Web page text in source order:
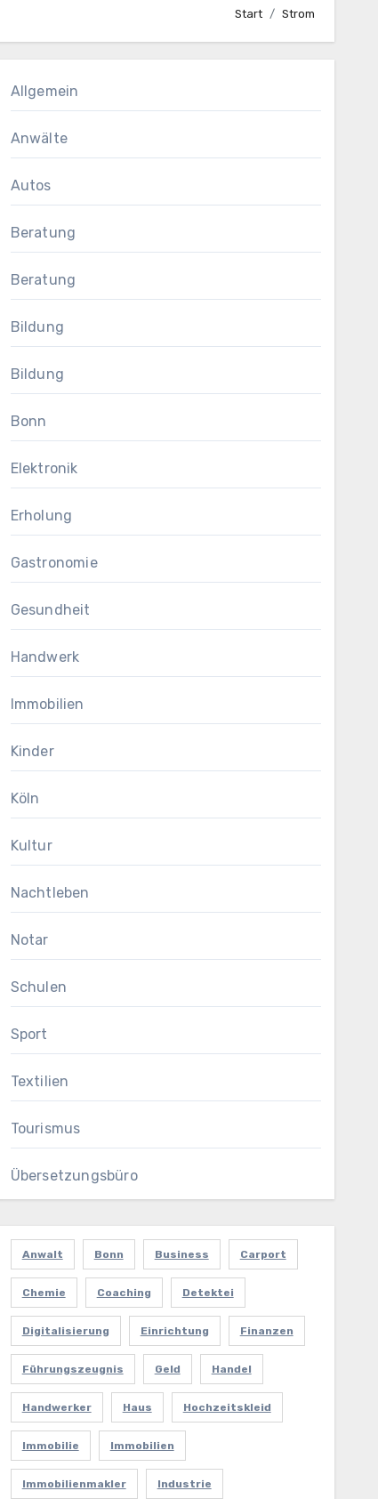
Start Strom
Allgemein
Anwälte
Autos
Beratung
Beratung
Bildung
Bildung
Bonn
Elektronik
Erholung
Gastronomie
Gesundheit
Handwerk
Immobilien
Kinder
Köln
Kultur
Nachtleben
Notar
Schulen
Sport
Textilien
Tourismus
Übersetzungsbüro
Anwalt Bonn Business Carport
Chemie Coaching Detektei
Digitalisierung Einrichtung Finanzen
Führungszeugnis Geld Handel
Handwerker Haus Hochzeitskleid
Immobilie Immobilien
Immobilienmakler Industrie